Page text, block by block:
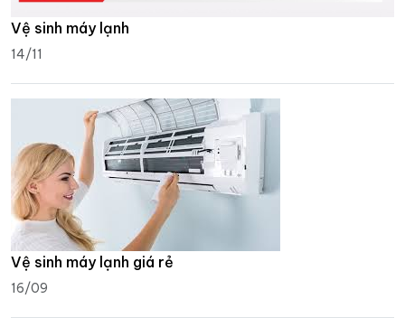
Vệ sinh máy lạnh
14/11
Vệ sinh máy lạnh giá rẻ
16/09